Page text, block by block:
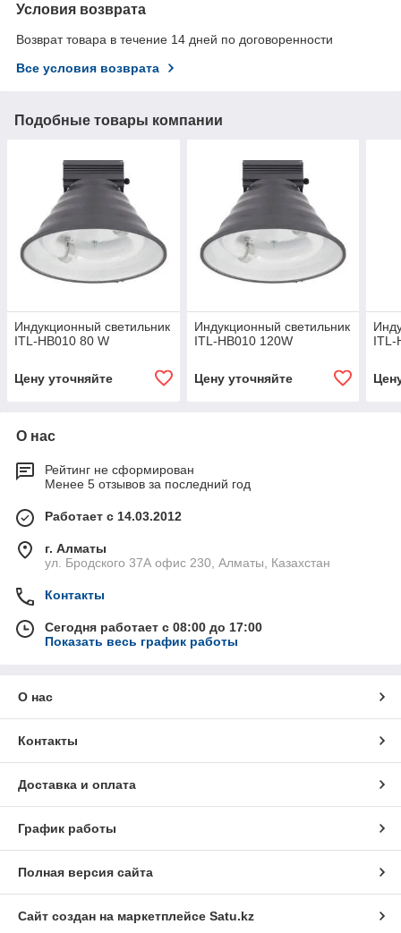
Условия возврата
Возврат товара в течение 14 дней по договоренности
Все условия возврата
Подобные товары компании
Индукционный светильник
ITL-HB010 80 W
Цену уточняйте
Индукционный светильник
ITL-HB010 120W
Цену уточняйте
ITL-
О нас
Рейтинг не сформирован
Менее 5 отзывов за последний год
Работает с 14.03.2012
г. Алматы
ул. Бродского 37А офис 230, Алматы, Казахстан
Контакты
Сегодня работает с 08:00 до 17:00
Показать весь график работы
О нас
Контакты
Доставка и оплата
График работы
Полная версия сайта
Сайт создан на маркетплейсе Satu.kz